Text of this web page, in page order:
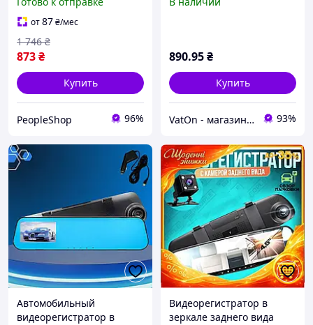
камерой заднего вида для
парковки
от87₴/мес
873₴
1 746 ₴
Купить
PeopleShop 96%
2 камеры, 1080P Full HD
890.95₴
Купить
VatOn - магазин светильников 93%
Автомобильный
видеорегистратор в
Видеорегистратор в
зеркале заднего вида